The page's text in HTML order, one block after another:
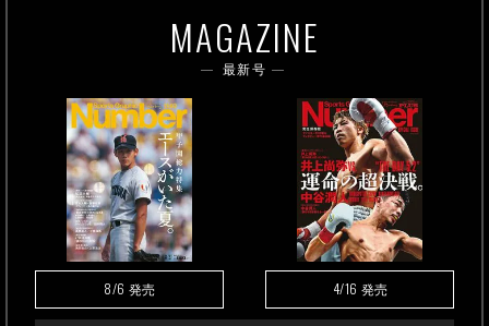
MAGAZINE
最新号
8/6 発売 4/16 発売